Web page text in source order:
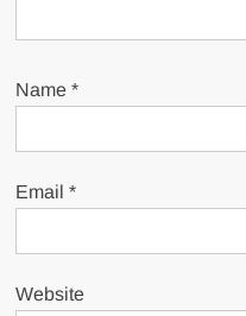
Name*
Email*
Website